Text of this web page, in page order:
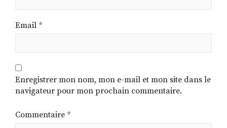
Email *
Enregistrer mon nom, mon e-mail et mon site dans le
navigateur pour mon prochain commentaire.
Commentaire *